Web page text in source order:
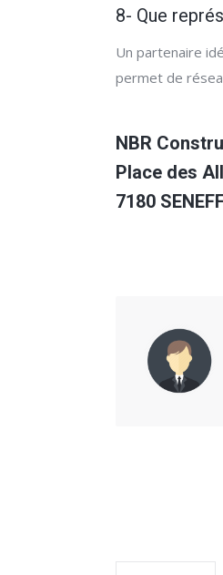
8- Que
Un partenaire
permet de
NBR
Place des
7180